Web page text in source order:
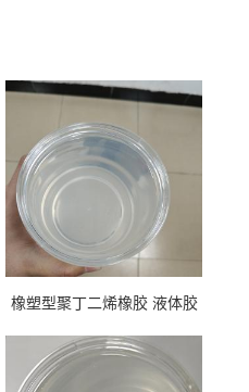
橡塑型聚丁二烯橡胶 液体胶
专用